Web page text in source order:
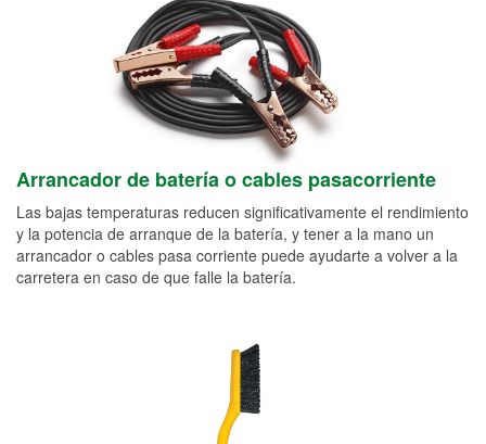
Arrancador de batería o cables pasacorriente
Las bajas temperaturas reducen significativamente el rendimiento
y la potencia de arranque de la batería, y tener a la mano un
arrancador o cables pasa corriente puede ayudarte a volver a la
carretera en caso de que falle la batería.